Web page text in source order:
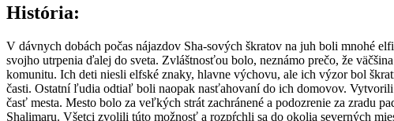
História:
V dávnych dobách počas nájazdov Sha-sových škratov na juh boli mnohé
svojho utrpenia ďalej do sveta. Zvláštnosťou bolo, neznámo prečo, že
komunitu. Ich deti niesli elfské znaky, hlavne výchovu, ale ich výzor bol
časti. Ostatní ľudia odtiaľ boli naopak nasťahovaní do ich domovov.
časť mesta. Mesto bolo za veľkých strát zachránené a podozrenie za zradu
Shalimaru. Všetci zvolili túto možnosť a rozpŕchli sa do okolia severných